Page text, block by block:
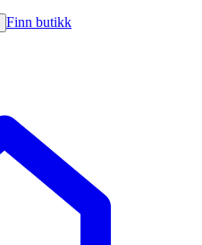
Finn butikk